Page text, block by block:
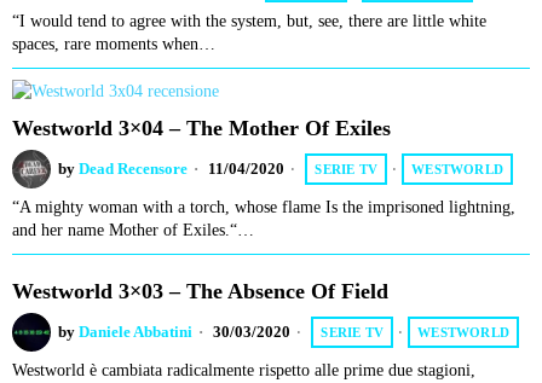
“I would tend to agree with the system, but, see, there are little white
spaces, rare moments when…
Westworld 3×04 – The Mother Of Exiles
by Dead Recensore 11/04/2020 SERIE TV · WESTWORLD
“A mighty woman with a torch, whose flame Is the imprisoned lightning,
and her name Mother of Exiles.“…
Westworld 3×03 – The Absence Of Field
by Daniele Abbatini 30/03/2020 SERIE TV · WESTWORLD
Westworld è cambiata radicalmente rispetto alle prime due stagioni,